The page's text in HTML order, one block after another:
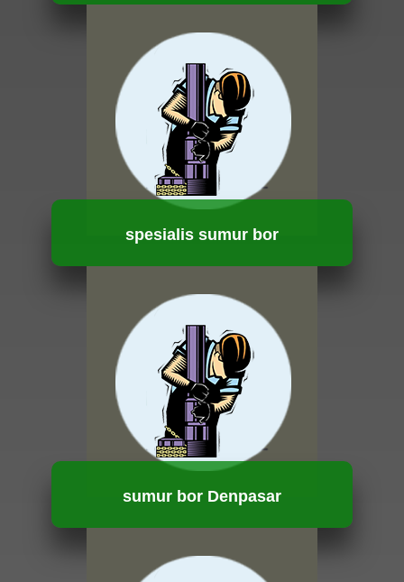
HUBUNGI KAMI
spesialis sumur bor
HUBUNGI KAMI
sumur bor Denpasar